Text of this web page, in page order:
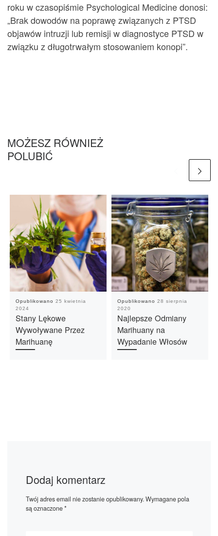
roku w czasopiśmie Psychological Medicine donosi:
„Brak dowodów na poprawę związanych z PTSD
objawów intruzji lub remisji w diagnostyce PTSD w
związku z długotrwałym stosowaniem konopi”.
MOŻESZ RÓWNIEŻ
POLUBIĆ
Opublikowano 25 kwietnia
2024
Stany Lękowe
Wywoływane Przez
Marihuanę
Opublikowano 28 sierpnia
2020
Najlepsze Odmiany
Marihuany na
Wypadanie Włosów
Dodaj komentarz
Twój adres email nie zostanie opublikowany. Wymagane pola
są oznaczone*